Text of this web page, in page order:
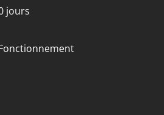
jours